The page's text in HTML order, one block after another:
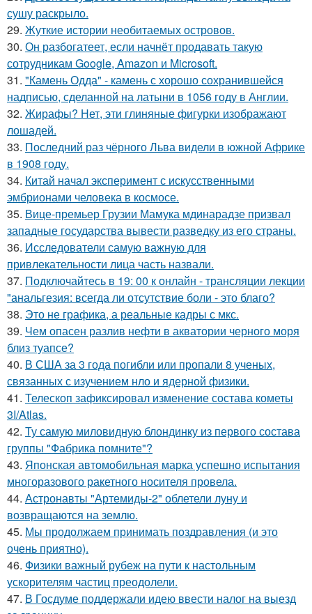
сушу раскрыло.
29. Жуткие истории необитаемых островов.
30. Он разбогатеет, если начнёт продавать такую
сотрудникам Google, Amazon и Microsoft.
31. "Камень Одда" - камень с хорошо сохранившейся
надписью, сделанной на латыни в 1056 году в Англии.
32. Жирафы? Нет, эти глиняные фигурки изображают
лошадей.
33. Последний раз чёрного Льва видели в южной Африке
в 1908 году.
34. Китай начал эксперимент с искусственными
эмбрионами человека в космосе.
35. Вице-премьер Грузии Мамука мдинарадзе призвал
западные государства вывести разведку из его страны.
36. Исследователи самую важную для
привлекательности лица часть назвали.
37. Подключайтесь в 19: 00 к онлайн - трансляции лекции
"анальгезия: всегда ли отсутствие боли - это благо?
38. Это не графика, а реальные кадры с мкс.
39. Чем опасен разлив нефти в акватории черного моря
близ туапсе?
40. В США за 3 года погибли или пропали 8 ученых,
связанных с изучением нло и ядерной физики.
41. Телескоп зафиксировал изменение состава кометы
3I/Atlas.
42. Ту самую миловидную блондинку из первого состава
группы "Фабрика помните"?
43. Японская автомобильная марка успешно испытания
многоразового ракетного носителя провела.
44. Астронавты "Артемиды-2" облетели луну и
возвращаются на землю.
45. Мы продолжаем принимать поздравления (и это
очень приятно).
46. Физики важный рубеж на пути к настольным
ускорителям частиц преодолели.
47. В Госдуме поддержали идею ввести налог на выезд